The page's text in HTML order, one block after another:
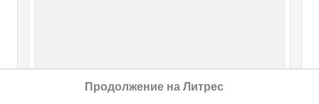
Продолжение на Литрес